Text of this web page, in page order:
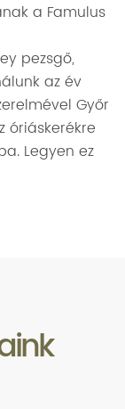
a Famulus
pezsgő,
az év
Győr
óriáskerékre
Legyen ez